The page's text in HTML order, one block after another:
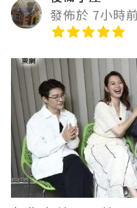
發佈於 7小時前